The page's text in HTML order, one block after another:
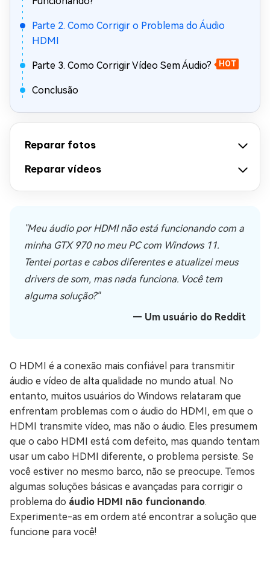
Parte 2. Como Corrigir o Problema do Áudio
HDMI
Parte 3. Como Corrigir Vídeo Sem Áudio? HOT
Conclusão
Reparar fotos
Reparar vídeos
"Meu áudio por HDMI não está funcionando com a
minha GTX 970 no meu PC com Windows 11.
Tentei portas e cabos diferentes e atualizei meus
drivers de som, mas nada funciona. Você tem
alguma solução?"
— Um usuário do Reddit
O HDMI é a conexão mais confiável para transmitir
áudio e vídeo de alta qualidade no mundo atual. No
entanto, muitos usuários do Windows relataram que
enfrentam problemas com o áudio do HDMI, em que o
HDMI transmite vídeo, mas não o áudio. Eles presumem
que o cabo HDMI está com defeito, mas quando tentam
usar um cabo HDMI diferente, o problema persiste. Se
você estiver no mesmo barco, não se preocupe. Temos
algumas soluções básicas e avançadas para corrigir o
problema do áudio HDMI não funcionando.
Experimente-as em ordem até encontrar a solução que
funcione para você!